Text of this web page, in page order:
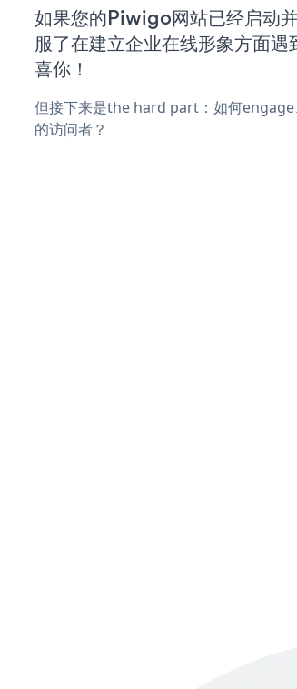
如果您的Piwigo网站已经启动
服了在建立企业在线形象方面
喜你！
但接下来是the hard part：如何
的访问者？